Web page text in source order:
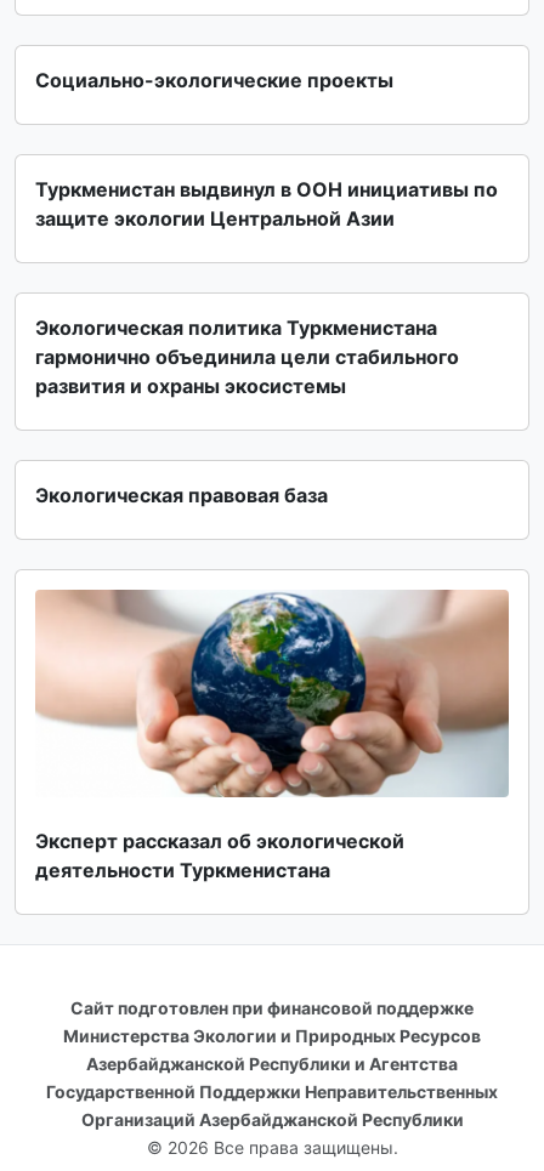
Социально-экологические проекты
Туркменистан выдвинул в ООН инициативы по
защите экологии Центральной Азии
Экологическая политика Туркменистана
гармонично объединила цели стабильного
развития и охраны экосистемы
Экологическая правовая база
Эксперт рассказал об экологической
деятельности Туркменистана
Сайт подготовлен при финансовой поддержке
Министерства Экологии и Природных Ресурсов
Азербайджанской Республики и Агентства
Государственной Поддержки Неправительственных
Организаций Азербайджанской Республики
© 2026 Все права защищены.